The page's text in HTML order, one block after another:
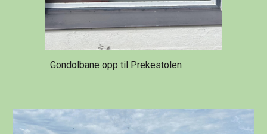
Gondolbane opp til Prekestolen